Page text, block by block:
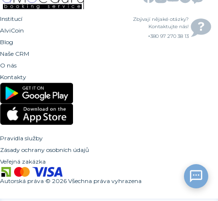
Institucí
AlviCoin
Blog
Naše CRM
O nás
Kontakty
Zbývají nějaké otázky?
Kontaktujte nás!
+380 97 270 38 13
Pravidla služby
Zásady ochrany osobních údajů
Veřejná zakázka
Autorská práva © 2026 Všechna práva vyhrazena